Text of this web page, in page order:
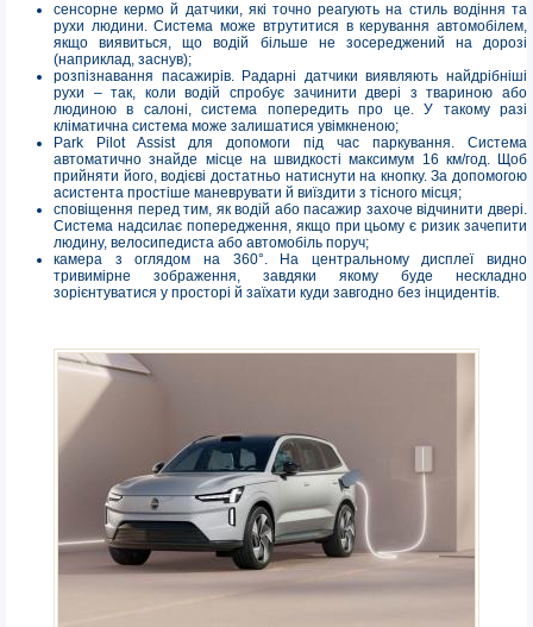
сенсорне кермо й датчики, які точно реагують на стиль водіння та
рухи людини. Система може втрутитися в керування автомобілем,
якщо виявиться, що водій більше не зосереджений на дорозі
(наприклад, заснув);
розпізнавання пасажирів. Радарні датчики виявляють найдрібніші
рухи – так, коли водій спробує зачинити двері з твариною або
людиною в салоні, система попередить про це. У такому разі
кліматична система може залишатися увімкненою;
Park Pilot Assist для допомоги під час паркування. Система
автоматично знайде місце на швидкості максимум 16 км/год. Щоб
прийняти його, водієві достатньо натиснути на кнопку. За допомогою
асистента простіше маневрувати й виїздити з тісного місця;
сповіщення перед тим, як водій або пасажир захоче відчинити двері.
Система надсилає попередження, якщо при цьому є ризик зачепити
людину, велосипедиста або автомобіль поруч;
камера з оглядом на 360°. На центральному дисплеї видно
тривимірне зображення, завдяки якому буде нескладно
зорієнтуватися у просторі й заїхати куди завгодно без інцидентів.